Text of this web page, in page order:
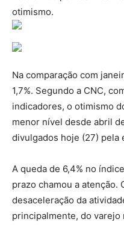
otimismo.
Na comparação com
1,7%. Segundo a CNC,
indicadores, o otimismo
menor nível desde abril
divulgados hoje (27) pela
A queda de 6,4% no
prazo chamou a atenção.
desaceleração da
principalmente, do varejo